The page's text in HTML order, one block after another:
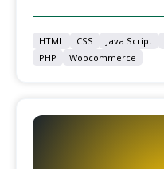
HTML CSS Java Script
PHP
Woocommerce